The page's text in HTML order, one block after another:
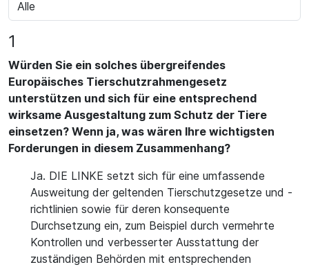
1
Würden Sie ein solches übergreifendes
Europäisches Tierschutzrahmengesetz
unterstützen und sich für eine entsprechend
wirksame Ausgestaltung zum Schutz der Tiere
einsetzen? Wenn ja, was wären Ihre wichtigsten
Forderungen in diesem Zusammenhang?
Ja. DIE LINKE setzt sich für eine umfassende
Ausweitung der geltenden Tierschutzgesetze und -
richtlinien sowie für deren konsequente
Durchsetzung ein, zum Beispiel durch vermehrte
Kontrollen und verbesserter Ausstattung der
zuständigen Behörden mit entsprechenden